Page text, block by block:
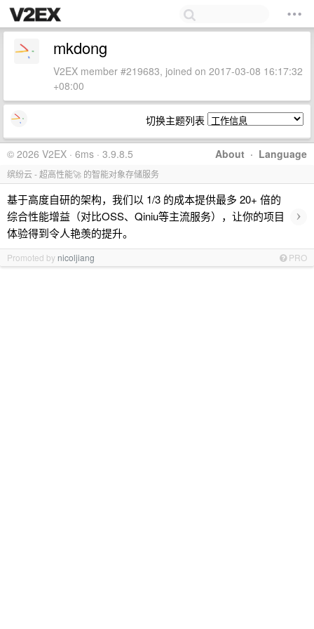
mkdong
V2EX member #219683, joined on 2017-03-08 16:17:32
+08:00
切换主题列表
About · Language
© 2026 V2EX · 6ms · 3.9.8.5
缤纷云 - 超高性能🚀 的智能对象存储服务
基于高度自研的架构，我们以 1/3 的成本提供最多 20+ 倍的
综合性能增益（对比OSS、Qiniu等主流服务），让你的项目
体验得到令人艳羡的提升。
›
Promoted by nicoljiang PRO